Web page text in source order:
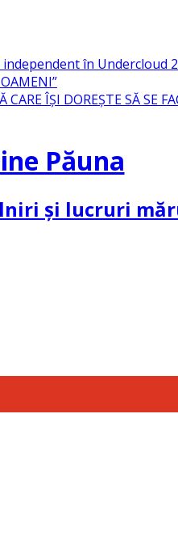
în Undercloud
ÎȘI DOREȘTE SĂ SE
Păuna
și lucruri